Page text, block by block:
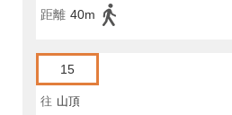
距離 40m
15
往 山頂